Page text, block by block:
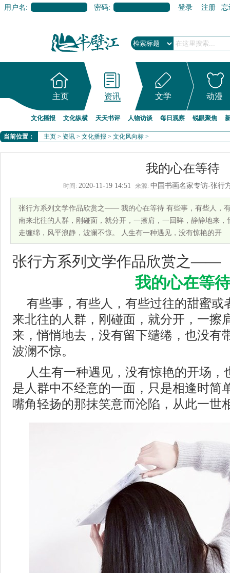
用户名: 密码: 登录 注册 忘
主页 资讯 文学 动漫
文化播报 文化纵横 天天书评 人物访谈 每日观察 锐眼聚焦
当前位置： 主页 > 资讯 > 文化播报 > 文化风向标 >
我的心在等待
时间: 2020-11-19 14:51 来源: 中国书画名家专访-张行
张行方系列文学作品欣赏之—— 我的心在等待 有些事，有些人，
南来北往的人群，刚碰面，就分开，一擦肩，一回眸，静静地来
走缠绵，风平浪静，波澜不惊。 人生有一种遇见，没有惊艳的开
张行方系列文学作品欣赏之——
我的心在等待
有些事，有些人，有些过往的甜蜜或
来北往的人群，刚碰面，就分开，一擦
来，悄悄地去，没有留下缱绻，也没有
波澜不惊。
人生有一种遇见，没有惊艳的开场
是人群中不经意的一面，只是相逢时简
嘴角轻扬的那抹笑意而沦陷，从此一世